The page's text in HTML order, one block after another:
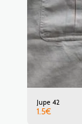
Jupe 42
1.5€